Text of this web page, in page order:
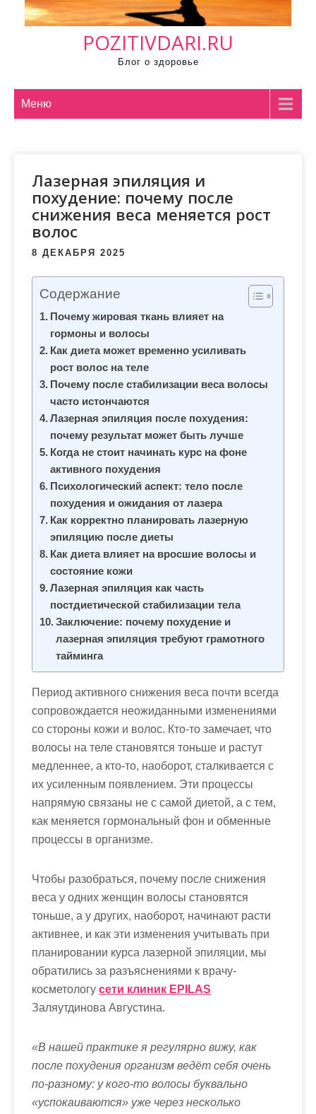
POZITIVDARI.RU
Блог о здоровье
Меню
Лазерная эпиляция и
похудение: почему после
снижения веса меняется рост
волос
8 ДЕКАБРЯ 2025
Содержание
Почему жировая ткань влияет на
гормоны и волосы
Как диета может временно усиливать
рост волос на теле
Почему после стабилизации веса волосы
часто истончаются
Лазерная эпиляция после похудения:
почему результат может быть лучше
Когда не стоит начинать курс на фоне
активного похудения
Психологический аспект: тело после
похудения и ожидания от лазера
Как корректно планировать лазерную
эпиляцию после диеты
Как диета влияет на вросшие волосы и
состояние кожи
Лазерная эпиляция как часть
постдиетической стабилизации тела
Заключение: почему похудение и
лазерная эпиляция требуют грамотного
тайминга
Период активного снижения веса почти всегда
сопровождается неожиданными изменениями
со стороны кожи и волос. Кто-то замечает, что
волосы на теле становятся тоньше и растут
медленнее, а кто-то, наоборот, сталкивается с
их усиленным появлением. Эти процессы
напрямую связаны не с самой диетой, а с тем,
как меняется гормональный фон и обменные
процессы в организме.
Чтобы разобраться, почему после снижения
веса у одних женщин волосы становятся
тоньше, а у других, наоборот, начинают расти
активнее, и как эти изменения учитывать при
планировании курса лазерной эпиляции, мы
обратились за разъяснениями к врачу-
косметологу сети клиник EPILAS
Заляутдинова Августина.
«В нашей практике я регулярно вижу, как
после похудения организм ведёт себя очень
по-разному: у кого-то волосы буквально
«успокаиваются» уже через несколько